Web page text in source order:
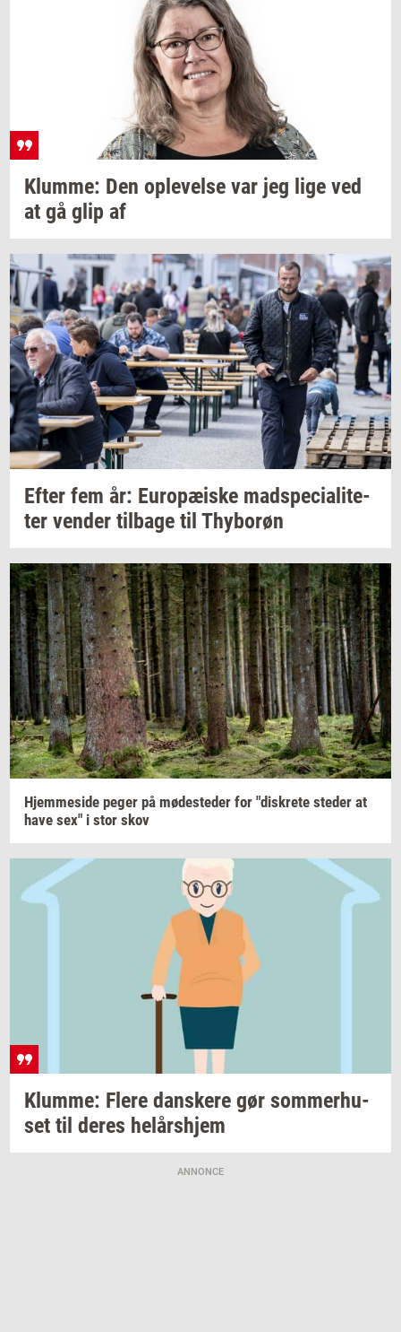
Klum­me: Den op­le­vel­se var jeg lige ved
at gå glip af
Efter fem år: Eu­ro­pæ­i­ske mad­spe­ci­a­li­te­
ter ven­der til­ba­ge til Thy­bor­øn
Hjem­mesi­de peger på mø­de­ste­der for "diskre­te ste­der at
have sex" i stor skov
Klum­me: Flere dan­ske­re gør som­mer­hu­
set til deres helårs­hjem
ANNONCE